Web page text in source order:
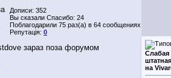
Дописи: 352
Вы сказали Спасибо: 24
Поблагодарили 75 раз(а) в 64 сообщениях
Репутація: 0
Слабая
на